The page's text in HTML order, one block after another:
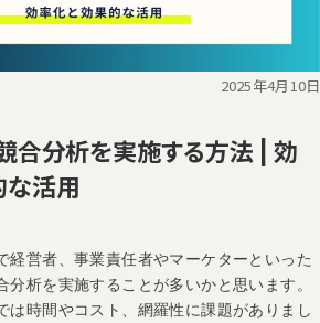
2025年4月10日
合分析を実施する方法 | 効
活用
経営者、事業責任者やマーケターといった
分析を実施することが多いかと思います。
は時間やコスト、網羅性に課題がありまし